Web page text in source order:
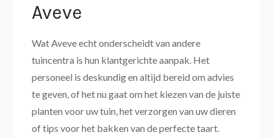
Aveve
Wat Aveve echt onderscheidt van andere
tuincentra is hun klantgerichte aanpak. Het
personeel is deskundig en altijd bereid om advies
te geven, of het nu gaat om het kiezen van de juiste
planten voor uw tuin, het verzorgen van uw dieren
of tips voor het bakken van de perfecte taart.